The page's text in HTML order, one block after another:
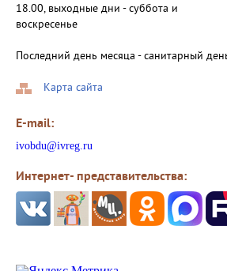
18.00, выходные дни - суббота и
воскресенье
Последний день месяца - санитарный
Карта сайта
E-mail:
ivobdu@ivreg.ru
Интернет- представительства: